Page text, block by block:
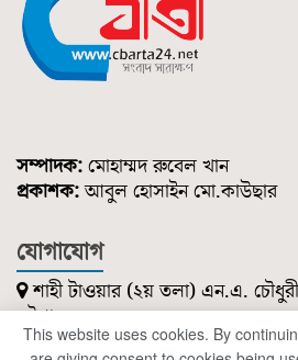
সম্পাদক: মোহাম্মদ রুবেল খান
প্রকাশক:আবুল হোসাইন মো.কাউছার
যোগাযোগ
শাহী টাওয়ার (২য় তলা) এন.এ.
চট্টগ্রাম।
০১৮৫১ ২১৪ ৭৪৭
This website uses cookies. By